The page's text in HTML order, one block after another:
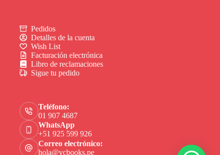
Pedidos
Detalles de la cuenta
Wish List
Facturación electrónica
Libro de reclamaciones
Sigue tu pedido
Teléfono:
01 907 4687
WhatsApp
+51 925 599 926
Correo electrónico:
hola@vcbooks.pe